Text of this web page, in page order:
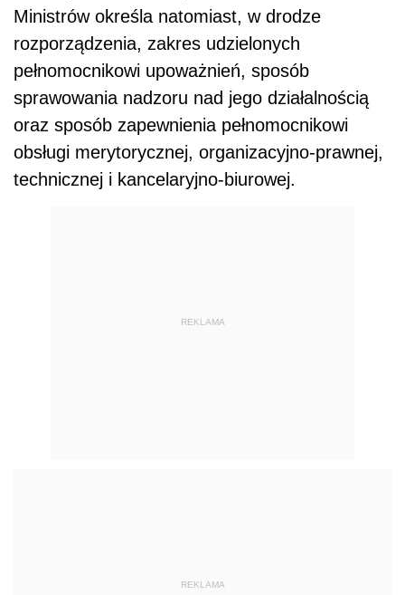
Ministrów określa natomiast, w drodze
rozporządzenia, zakres udzielonych
pełnomocnikowi upoważnień, sposób
sprawowania nadzoru nad jego działalnością
oraz sposób zapewnienia pełnomocnikowi
obsługi merytorycznej, organizacyjno-prawnej,
technicznej i kancelaryjno-biurowej.
REKLAMA
REKLAMA